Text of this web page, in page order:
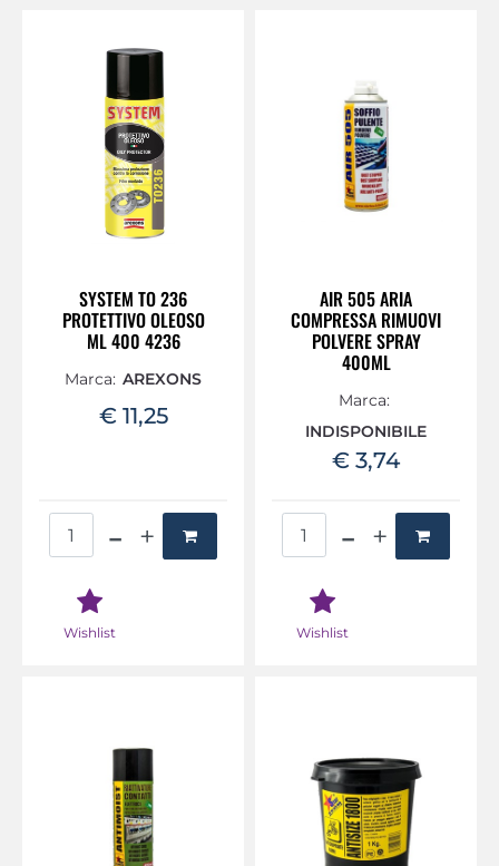
SYSTEM TO 236
PROTETTIVO OLEOSO
ML 400 4236
Marca: AREXONS
€ 11,25
Wishlist
AIR 505 ARIA
COMPRESSA RIMUOVI
POLVERE SPRAY
400ML
Marca:
INDISPONIBILE
€ 3,74
Wishlist